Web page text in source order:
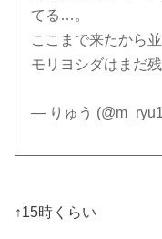
てる…。
ここまで来たから
モリヨシダはまだ
— りゅう
↑15時くらい